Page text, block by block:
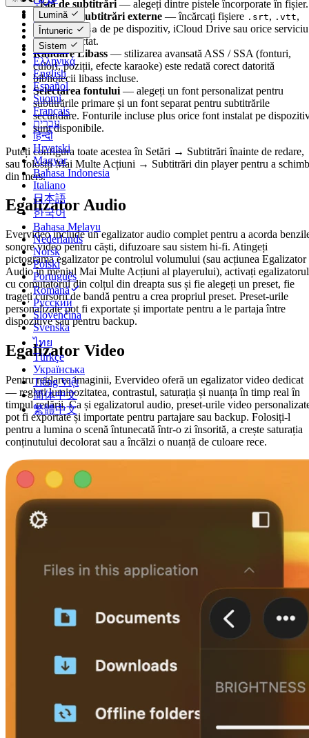
Català
Čeština
Dansk
Deutsch
Ελληνικά
English
Español
Suomi
Français
עברית
हिन्दी
Hrvatski
Magyar
Bahasa Indonesia
Italiano
日本語
한국어
Bahasa Melayu
Nederlands
Norsk
Polski
Português
Română
Русский
Slovenčina
Svenska
ไทย
Türkçe
Українська
Tiếng Việt
简体中文
繁體中文
Lumină
Întuneric
Sistem
Pistă de subtitrări — alegeți dintre pistele încorporate în fișier.
Fișiere de subtitrări externe — încărcați fișiere .srt, .vtt,
.asssau .ssa de pe dispozitiv, iCloud Drive sau orice serviciu
cloud conectat.
Randare Libass — stilizarea avansată ASS / SSA (fonturi,
culori, poziții, efecte karaoke) este redată corect datorită
bibliotecii libass incluse.
Selectarea fontului — alegeți un font personalizat pentru
subtitrările primare și un font separat pentru subtitrările
secundare. Fonturile incluse plus orice font instalat pe
sunt disponibile.
Puteți configura toate acestea în Setări → Subtitrări înainte de redare,
sau folosiți Mai Multe Acțiuni → Subtitrări din player pentru a
din mers.
Egalizator Audio
Evervideo include un egalizator audio complet pentru a acorda
sonore video pentru căști, difuzoare sau sistem hi-fi. Atingeți
pictograma egalizator pe controlul volumului (sau acțiunea Egalizator
Audio în meniul Mai Multe Acțiuni al playerului), activați egalizatorul
cu comutatorul din colțul din dreapta sus și fie alegeți un preset, fie
trageți cursorii de bandă pentru a crea propriul preset. Preset-urile
personalizate pot fi exportate și importate pentru a le partaja între
dispozitive sau pentru backup.
Egalizator Video
Pentru reglarea imaginii, Evervideo oferă un egalizator video dedicat
— reglați luminozitatea, contrastul, saturația și nuanța în timp real în
timpul redării. Ca și egalizatorul audio, preset-urile video
pot fi exportate și importate pentru partajare sau backup. Folosiți-l
pentru a lumina o scenă întunecată într-o zi însorită, a crește saturația
conținutului decolorat sau a încălzi o nuanță de culoare rece.